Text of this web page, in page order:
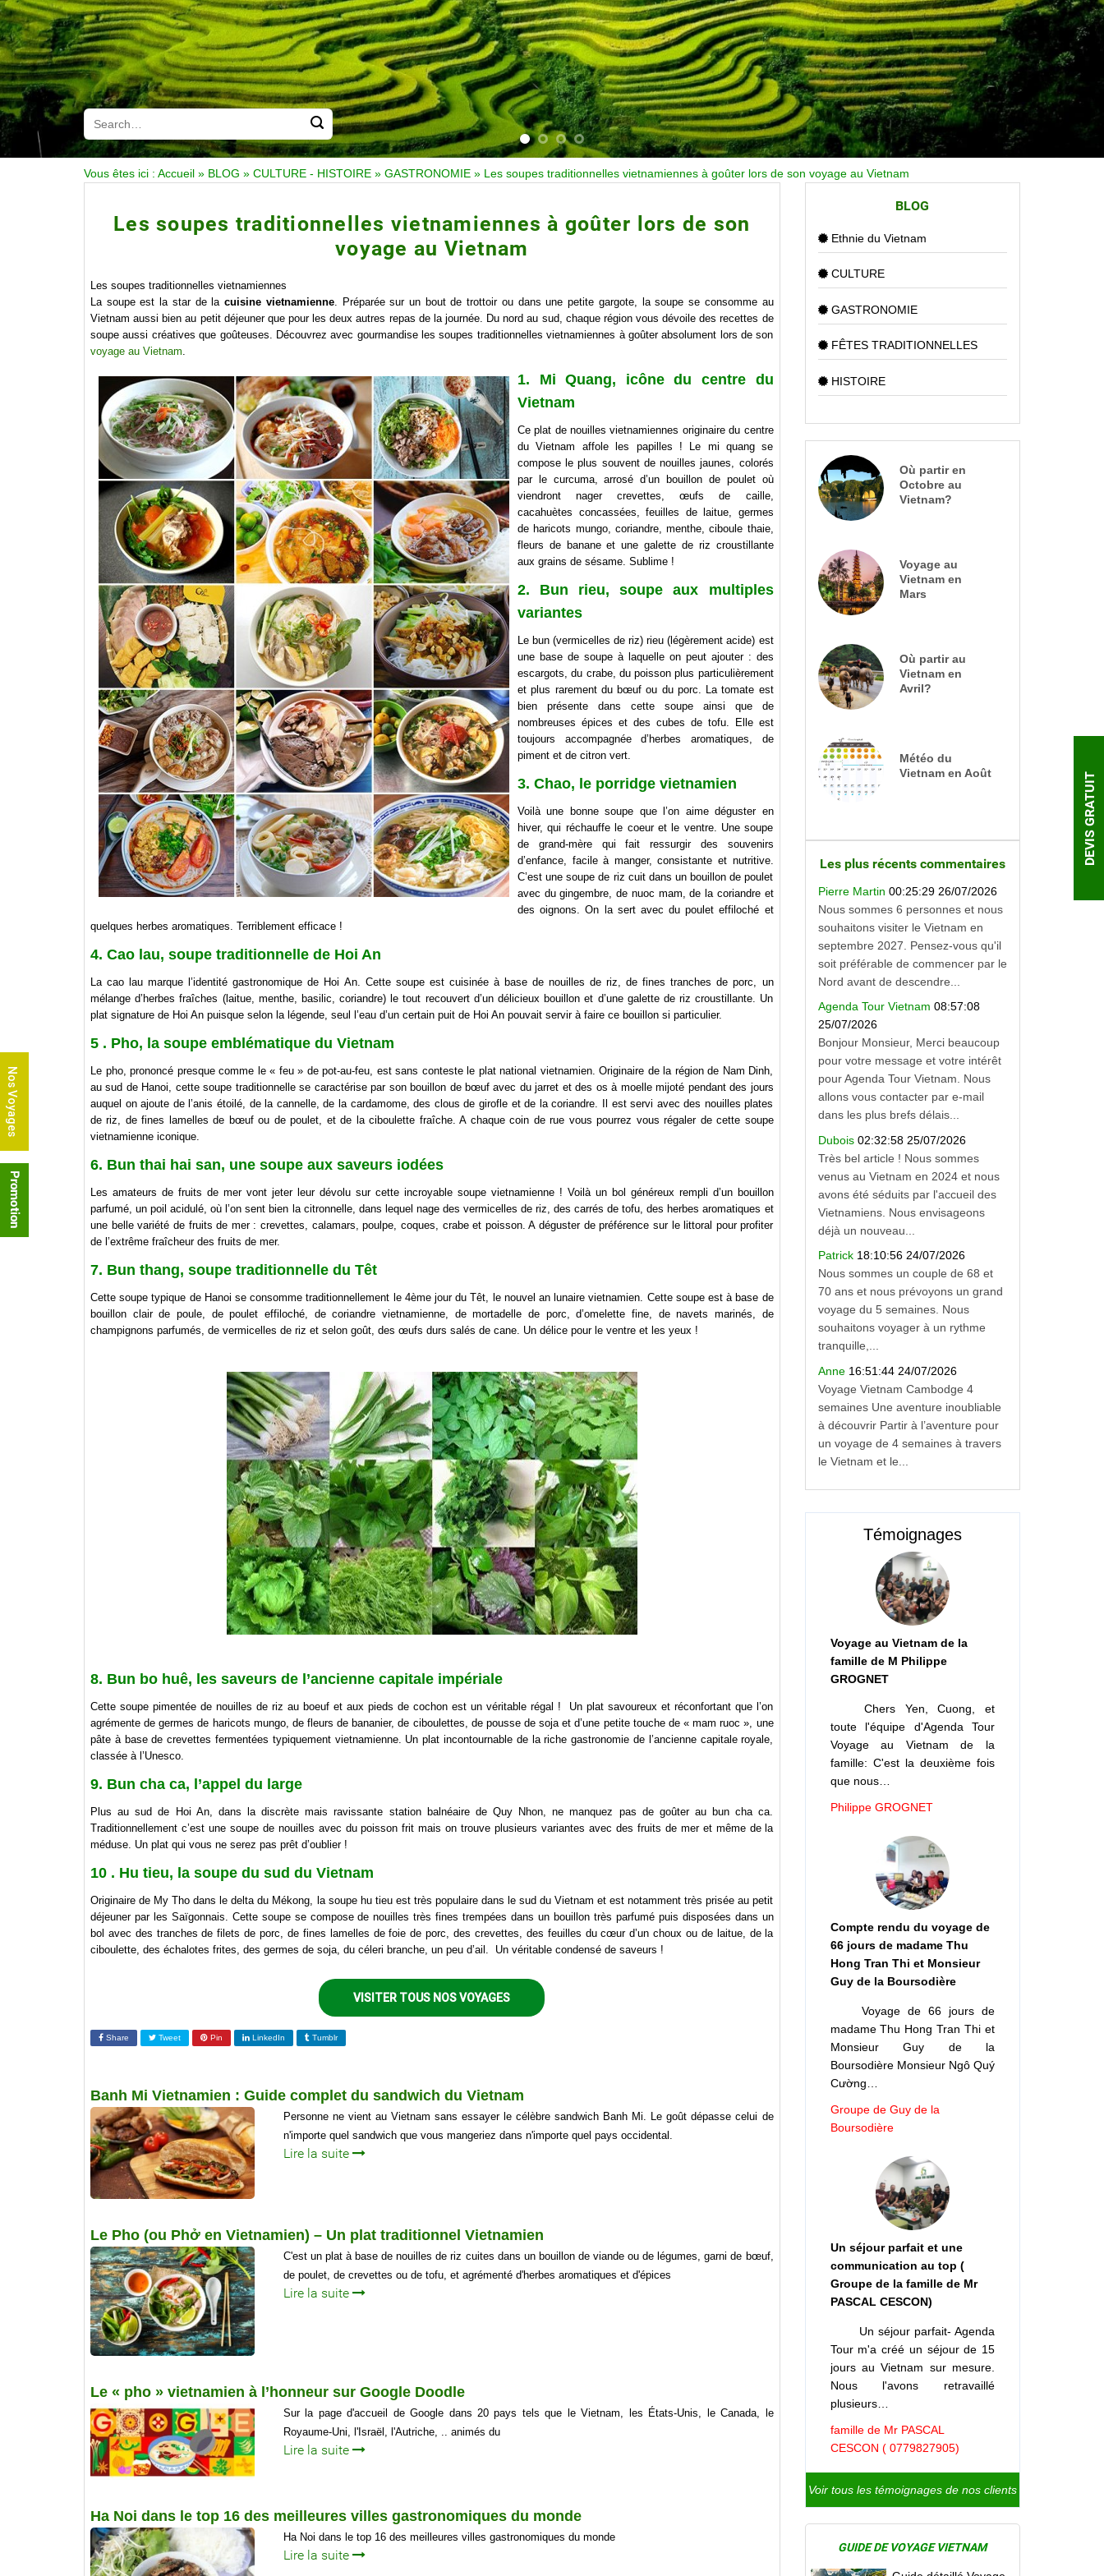
Vous êtes ici : Accueil » BLOG » CULTURE - HISTOIRE » GASTRONOMIE » Les soupes traditionnelles vietnamiennes à goûter lors de son voyage au Vietnam
Les soupes traditionnelles vietnamiennes à goûter lors de son
voyage au Vietnam
Les soupes traditionnelles vietnamiennes
La soupe est la star de lacuisine vietnamienne. Préparée sur un bout de trottoir ou dans une petite gargote, la soupe se consomme au
Vietnam aussi bien au petit déjeuner que pour les deux autres repas de la journée. Du nord au sud, chaque région vous dévoile des recettes de
soupe aussi créatives que goûteuses. Découvrez avec gourmandise les soupes traditionnelles vietnamiennes à goûter absolument lors de son
voyage au Vietnam.
1. Mi Quang, icône du centre du
Vietnam
Ce plat de nouilles vietnamiennes originaire du centre
du Vietnam affole les papilles ! Le mi quang se
compose le plus souvent de nouilles jaunes, colorés
par le curcuma, arrosé d’un bouillon de poulet où
viendront nager crevettes, œufs de caille,
cacahuètes concassées, feuilles de laitue, germes
de haricots mungo, coriandre, menthe, ciboule thaie,
fleurs de banane et une galette de riz croustillante
aux grains de sésame. Sublime !
2. Bun rieu, soupe aux multiples
variantes
Le bun (vermicelles de riz) rieu (légèrement acide) est
une base de soupe à laquelle on peut ajouter : des
escargots, du crabe, du poisson plus particulièrement
et plus rarement du bœuf ou du porc. La tomate est
bien présente dans cette soupe ainsi que de
nombreuses épices et des cubes de tofu. Elle est
toujours accompagnée d’herbes aromatiques, de
piment et de citron vert.
3. Chao, le porridge vietnamien
Voilà une bonne soupe que l’on aime déguster en
hiver, qui réchauffe le coeur et le ventre. Une soupe
de grand-mère qui fait ressurgir des souvenirs
d’enfance, facile à manger, consistante et nutritive.
C’est une soupe de riz cuit dans un bouillon de poulet
avec du gingembre, de nuoc mam, de la coriandre et
des oignons. On la sert avec du poulet effiloché et
quelques herbes aromatiques. Terriblement efficace !
4. Cao lau, soupe traditionnelle de Hoi An
La cao lau marque l’identité gastronomique de Hoi An. Cette soupe est cuisinée à base de nouilles de riz, de fines tranches de porc, un
mélange d’herbes fraîches (laitue, menthe, basilic, coriandre) le tout recouvert d’un délicieux bouillon et d’une galette de riz croustillante. Un
plat signature de Hoi An puisque selon la légende, seul l’eau d’un certain puit de Hoi An pouvait servir à faire ce bouillon si particulier.
5 . Pho, la soupe emblématique du Vietnam
Le pho, prononcé presque comme le « feu » de pot-au-feu, est sans conteste le plat national vietnamien. Originaire de la région de Nam Dinh,
au sud de Hanoi, cette soupe traditionnelle se caractérise par son bouillon de bœuf avec du jarret et des os à moelle mijoté pendant des jours
auquel on ajoute de l’anis étoilé, de la cannelle, de la cardamome, des clous de girofle et de la coriandre. Il est servi avec des nouilles plates
de riz, de fines lamelles de bœuf ou de poulet, et de la ciboulette fraîche. A chaque coin de rue vous pourrez vous régaler de cette soupe
vietnamienne iconique.
6. Bun thai hai san, une soupe aux saveurs iodées
Les amateurs de fruits de mer vont jeter leur dévolu sur cette incroyable soupe vietnamienne ! Voilà un bol généreux rempli d’un bouillon
parfumé, un poil acidulé, où l’on sent bien la citronnelle, dans lequel nage des vermicelles de riz, des carrés de tofu, des herbes aromatiques et
une belle variété de fruits de mer : crevettes, calamars, poulpe, coques, crabe et poisson. A déguster de préférence sur le littoral pour profiter
de l’extrême fraîcheur des fruits de mer.
7. Bun thang, soupe traditionnelle du Têt
Cette soupe typique de Hanoi se consomme traditionnellement le 4ème jour du Têt, le nouvel an lunaire vietnamien. Cette soupe est à base de
bouillon clair de poule, de poulet effiloché, de coriandre vietnamienne, de mortadelle de porc, d’omelette fine, de navets marinés, de
champignons parfumés, de vermicelles de riz et selon goût, des œufs durs salés de cane. Un délice pour le ventre et les yeux !
8. Bun bo huê, les saveurs de l’ancienne capitale impériale
Cette soupe pimentée de nouilles de riz au boeuf et aux pieds de cochon est un véritable régal ! Un plat savoureux et réconfortant que l’on
agrémente de germes de haricots mungo, de fleurs de bananier, de ciboulettes, de pousse de soja et d’une petite touche de « mam ruoc », une
pâte à base de crevettes fermentées typiquement vietnamienne. Un plat incontournable de la riche gastronomie de l’ancienne capitale royale,
classée à l’Unesco.
9. Bun cha ca, l’appel du large
Plus au sud de Hoi An, dans la discrète mais ravissante station balnéaire de Quy Nhon, ne manquez pas de goûter au bun cha ca.
Traditionnellement c’est une soupe de nouilles avec du poisson frit mais on trouve plusieurs variantes avec des fruits de mer et même de la
méduse. Un plat qui vous ne serez pas prêt d’oublier !
10 . Hu tieu, la soupe du sud du Vietnam
Originaire de My Tho dans le delta du Mékong, la soupe hu tieu est très populaire dans le sud du Vietnam et est notamment très prisée au petit
déjeuner par les Saïgonnais. Cette soupe se compose de nouilles très fines trempées dans un bouillon très parfumé puis disposées dans un
bol avec des tranches de filets de porc, de fines lamelles de foie de porc, des crevettes, des feuilles du cœur d’un choux ou de laitue, de la
ciboulette, des échalotes frites, des germes de soja, du céleri branche, un peu d’ail. Un véritable condensé de saveurs !
VISITER TOUS NOS VOYAGES
Share Tweet Pin LinkedIn Tumblr
Banh Mi Vietnamien : Guide complet du sandwich du Vietnam
Personne ne vient au Vietnam sans essayer le célèbre sandwich Banh Mi. Le goût dépasse celui de
n'importe quel sandwich que vous mangeriez dans n'importe quel pays occidental.
Lire la suite
Le Pho (ou Phở en Vietnamien) – Un plat traditionnel Vietnamien
C'est un plat à base de nouilles de riz cuites dans un bouillon de viande ou de légumes, garni de bœuf,
de poulet, de crevettes ou de tofu, et agrémenté d'herbes aromatiques et d'épices
Lire la suite
Le « pho » vietnamien à l’honneur sur Google Doodle
Sur la page d'accueil de Google dans 20 pays tels que le Vietnam, les États-Unis, le Canada, le
Royaume-Uni, l'Israël, l'Autriche, .. animés du
Lire la suite
Ha Noi dans le top 16 des meilleures villes gastronomiques du monde
Ha Noi dans le top 16 des meilleures villes gastronomiques du monde
Lire la suite
BLOG
Ethnie du Vietnam
CULTURE
GASTRONOMIE
FÊTES TRADITIONNELLES
HISTOIRE
Où partir en
Octobre au
Vietnam?
Voyage au
Vietnam en
Mars
Où partir au
Vietnam en
Avril?
Météo du
Vietnam en Août
Les plus récents commentaires
Pierre Martin 00:25:29 26/07/2026
Nous sommes 6 personnes et nous
souhaitons visiter le Vietnam en
septembre 2027. Pensez-vous qu'il
soit préférable de commencer par le
Nord avant de descendre...
Agenda Tour Vietnam 08:57:08
25/07/2026
Bonjour Monsieur, Merci beaucoup
pour votre message et votre intérêt
pour Agenda Tour Vietnam. Nous
allons vous contacter par e-mail
dans les plus brefs délais...
Dubois 02:32:58 25/07/2026
Très bel article ! Nous sommes
venus au Vietnam en 2024 et nous
avons été séduits par l'accueil des
Vietnamiens. Nous envisageons
déjà un nouveau...
Patrick 18:10:56 24/07/2026
Nous sommes un couple de 68 et
70 ans et nous prévoyons un grand
voyage du 5 semaines. Nous
souhaitons voyager à un rythme
tranquille,...
Anne 16:51:44 24/07/2026
Voyage Vietnam Cambodge 4
semaines Une aventure inoubliable
à découvrir Partir à l’aventure pour
un voyage de 4 semaines à travers
le Vietnam et le...
Témoignages
Voyage au Vietnam de la
famille de M Philippe
GROGNET
Chers Yen, Cuong, et
toute l'équipe d'Agenda Tour
Voyage au Vietnam de la
famille: C'est la deuxième fois
que nous…
Philippe GROGNET
Compte rendu du voyage de
66 jours de madame Thu
Hong Tran Thi et Monsieur
Guy de la Boursodière
Voyage de 66 jours de
madame Thu Hong Tran Thi et
Monsieur Guy de la
Boursodière Monsieur Ngô Quý
Cường…
Groupe de Guy de la
Boursodière
Un séjour parfait et une
communication au top (
Groupe de la famille de Mr
PASCAL CESCON)
Un séjour parfait- Agenda
Tour m'a créé un séjour de 15
jours au Vietnam sur mesure.
Nous l'avons retravaillé
plusieurs…
famille de Mr PASCAL
CESCON ( 0779827905)
Voir tous les témoignages de nos clients
GUIDE DE VOYAGE VIETNAM
DEVIS GRATUIT
Nos Voyages